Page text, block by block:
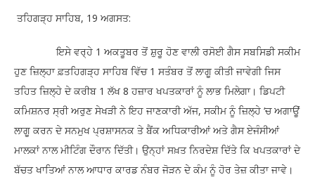
ਤਹਿਗੜ੍ਹ ਸਾਹਿਬ, 19 ਅਗਸਤ:
ਇਸੇ ਵਰ੍ਹੇ 1 ਅਕਤੂਬਰ ਤੋਂ ਸ਼ੁਰੂ ਹੋਣ ਵਾਲੀ ਰਸੋਈ ਗੈਸ ਸਬਸਿਡੀ ਸਕੀਮ
ਹੁਣ ਜ਼ਿਲ੍ਹਾ ਫ਼ਤਹਿਗੜ੍ਹ ਸਾਹਿਬ ਵਿੱਚ 1 ਸਤੰਬਰ ਤੋਂ ਲਾਗੂ ਕੀਤੀ ਜਾਵੇਗੀ ਜਿਸ
ਤਹਿਤ ਜ਼ਿਲ੍ਹੇ ਦੇ ਕਰੀਬ 1 ਲੱਖ 8 ਹਜ਼ਾਰ ਖਪਤਕਾਰਾਂ ਨੂੰ ਲਾਭ ਮਿਲੇਗਾ। ਡਿਪਟੀ
ਕਮਿਸ਼ਨਰ ਸ੍ਰੀ ਅਰੁਣ ਸੇਖੜੀ ਨੇ ਇਹ ਜਾਣਕਾਰੀ ਅੱਜ, ਸਕੀਮ ਨੂੰ ਜ਼ਿਲ੍ਹੇ ‘ਚ ਅਗਾਊਂ
ਲਾਗੂ ਕਰਨ ਦੇ ਸਨਮੁਖ ਪ੍ਰਸ਼ਾਸਨਕ ਤੇ ਬੈਂਕ ਅਧਿਕਾਰੀਆਂ ਅਤੇ ਗੈਸ ਏਜੰਸੀਆਂ
ਮਾਲਕਾਂ ਨਾਲ ਮੀਟਿੰਗ ਦੌਰਾਨ ਦਿੱਤੀ। ਉਨ੍ਹਾਂ ਸਖ਼ਤ ਨਿਰਦੇਸ਼ ਦਿੱਤੇ ਕਿ ਖਪਤਕਾਰਾਂ ਦੇ
ਬੱਚਤ ਖਾਤਿਆਂ ਨਾਲ ਆਧਾਰ ਕਾਰਡ ਨੰਬਰ ਜੋੜਨ ਦੇ ਕੰਮ ਨੂੰ ਹੋਰ ਤੇਜ਼ ਕੀਤਾ ਜਾਵੇ।